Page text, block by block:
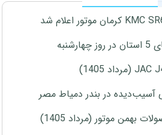
در بندر دمیاط مصر
موتور (مرداد 1405)